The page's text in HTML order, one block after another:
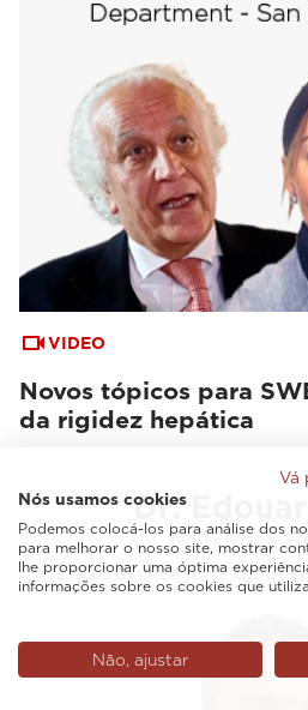
VIDEO
Novos tópicos para
da rigidez hepática
Vá
Nós usamos cookies
Podemos colocá-los para análise dos
para melhorar o nosso site, mostrar
lhe proporcionar uma óptima
informações sobre os cookies que
Não, ajustar